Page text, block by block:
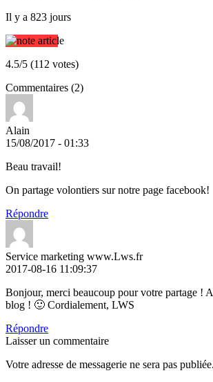
Il y a 823 jours
4.5/5 (112 votes)
Commentaires (2)
Alain
15/08/2017 - 01:33
Beau travail!
On partage volontiers sur notre page facebook!
Répondre
Service marketing www.Lws.fr
2017-08-16 11:09:37
Bonjour, merci beaucoup pour votre partage !
blog ! 🙂 Cordialement, LWS
Répondre
Laisser un commentaire
Votre adresse de messagerie ne sera pas publiée.